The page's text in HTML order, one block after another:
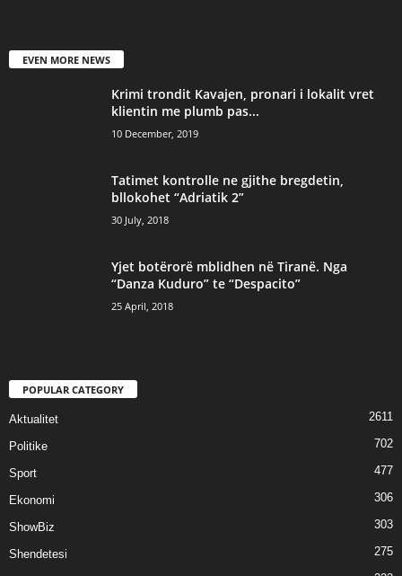
EVEN MORE NEWS
Krimi trondit Kavajen, pronari i lokalit vret
klientin me plumb pas...
10 December, 2019
Tatimet kontrolle ne gjithe bregdetin,
bllokohet “Adriatik 2”
30 July, 2018
Yjet botërorë mblidhen në Tiranë. Nga
“Danza Kuduro” te “Despacito”
25 April, 2018
POPULAR CATEGORY
Aktualitet 2611
Politike 702
Sport 477
Ekonomi 306
ShowBiz 303
Shendetesi 275